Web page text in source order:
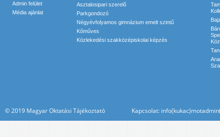
Admin felület
Média ajánlat
Asztalosipari szerelő
Parkgondozó
Négyévfolyamos gimnázium emelt szintű
Kőműves
Közlekedési szakközépiskolai képzés
© 2019 Magyar Oktatási Tájékoztató Kapcsolat: